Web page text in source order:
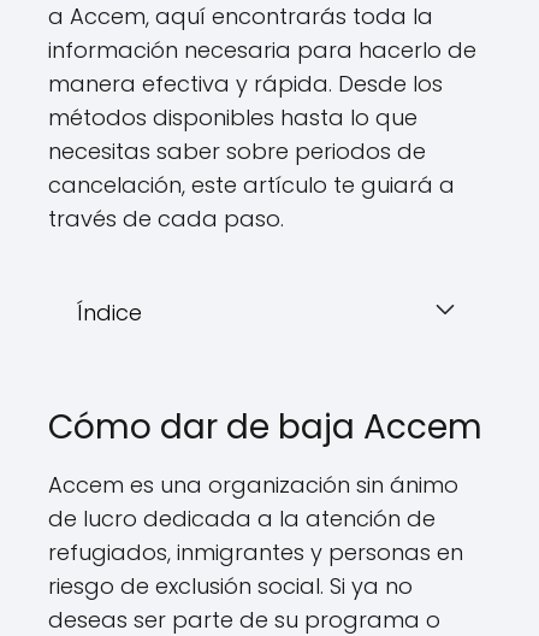
a Accem, aquí encontrarás toda la
información necesaria para hacerlo de
manera efectiva y rápida. Desde los
métodos disponibles hasta lo que
necesitas saber sobre periodos de
cancelación, este artículo te guiará a
través de cada paso.
Índice
Cómo dar de baja Accem
Accem es una organización sin ánimo
de lucro dedicada a la atención de
refugiados, inmigrantes y personas en
riesgo de exclusión social. Si ya no
deseas ser parte de su programa o